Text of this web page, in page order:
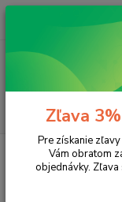
Tonery a náplne
Zľava
Pre získanie
Vám obratom
objednávky.